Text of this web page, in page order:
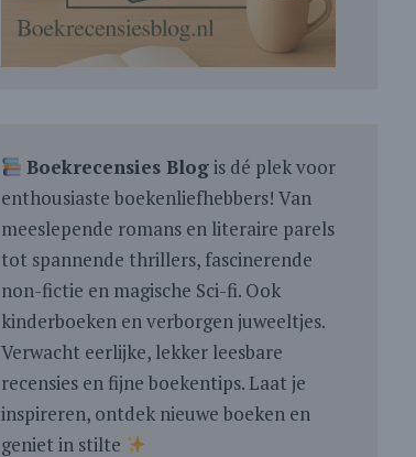
Boekrecensies Blogis dé plek voor
enthousiaste boekenliefhebbers! Van
meeslepende romans en literaire parels
tot spannende thrillers, fascinerende
non-fictie en magische Sci-fi. Ook
kinderboeken en verborgen juweeltjes.
Verwacht eerlijke, lekker leesbare
recensies en fijne boekentips. Laat je
inspireren, ontdek nieuwe boeken en
geniet in stilte